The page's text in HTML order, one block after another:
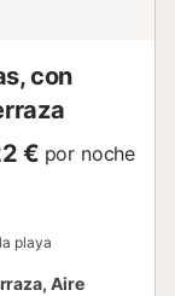
con
€ por noche
playa
Aire